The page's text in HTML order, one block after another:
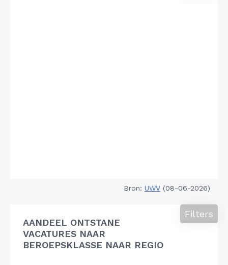
Bron: UWV (08-06-2026)
AANDEEL ONTSTANE
VACATURES NAAR
BEROEPSKLASSE NAAR REGIO
Filters